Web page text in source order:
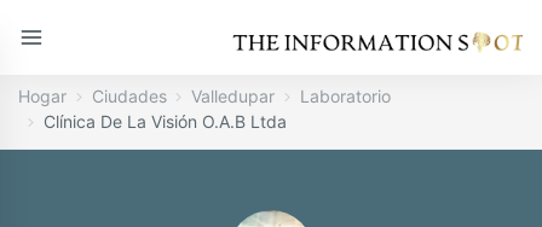
Hogar Ciudades Valledupar
Laboratorio
Clínica De La Visión O.A.B Ltda